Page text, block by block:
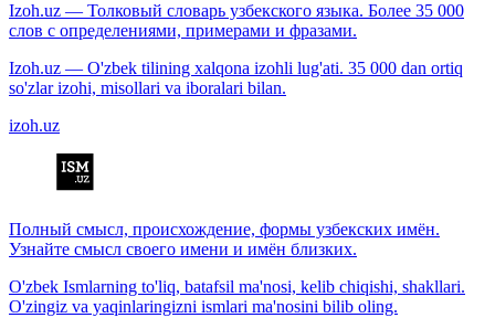
Izoh.uz — Толковый словарь узбекского языка. Более 35 000
слов с определениями, примерами и фразами.
Izoh.uz — O'zbek tilining xalqona izohli lug'ati. 35 000 dan ortiq
so'zlar izohi, misollari va iboralari bilan.
izoh.uz
Полный смысл, происхождение, формы узбекских имён.
Узнайте смысл своего имени и имён близких.
O'zbek Ismlarning to'liq, batafsil ma'nosi, kelib chiqishi, shakllari.
O'zingiz va yaqinlaringizni ismlari ma'nosini bilib oling.